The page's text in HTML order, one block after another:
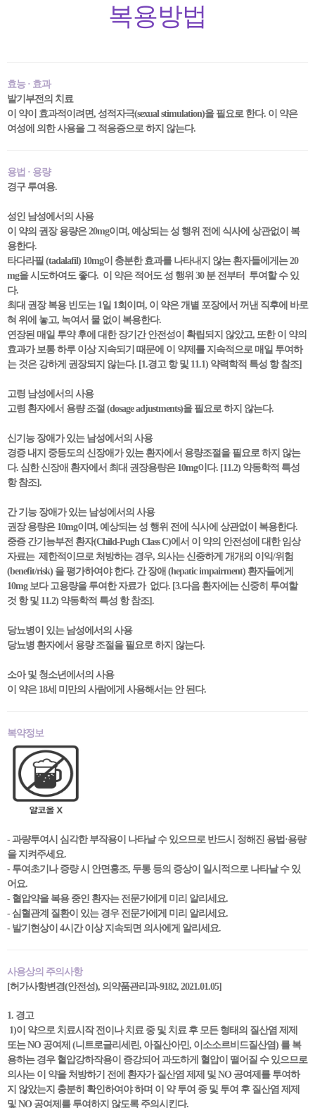
복용방법
효능 · 효과
발기부전의 치료
이 약이 효과적이려면, 성적자극(sexual stimulation)을 필요로 한다. 이 약은
여성에 의한 사용을 그 적응증으로 하지 않는다.
용법 · 용량
경구 투여용.
성인 남성에서의 사용
이 약의 권장 용량은 20mg이며, 예상되는 성 행위 전에 식사에 상관없이 복
용한다.
타다라필 (tadalafil) 10mg이 충분한 효과를 나타내지 않는 환자들에게는 20
mg을 시도하여도 좋다. 이 약은 적어도 성 행위 30 분 전부터 투여할 수 있
다.
최대 권장 복용 빈도는 1일 1회이며, 이 약은 개별 포장에서 꺼낸 직후에 바로
혀 위에 놓고, 녹여서 물 없이 복용한다.
연장된 매일 투약 후에 대한 장기간 안전성이 확립되지 않았고, 또한 이 약의
효과가 보통 하루 이상 지속되기 때문에 이 약제를 지속적으로 매일 투여하
는 것은 강하게 권장되지 않는다. [1.경고 항 및 11.1) 약력학적 특성 항 참조]
고령 남성에서의 사용
고령 환자에서 용량 조절 (dosage adjustments)을 필요로 하지 않는다.
신기능 장애가 있는 남성에서의 사용
경증 내지 중등도의 신장애가 있는 환자에서 용량조절을 필요로 하지 않는
다. 심한 신장애 환자에서 최대 권장용량은 10mg이다. [11.2) 약동학적 특성
항 참조].
간 기능 장애가 있는 남성에서의 사용
권장 용량은 10mg이며, 예상되는 성 행위 전에 식사에 상관없이 복용한다.
중증 간기능부전 환자(Child-Pugh Class C)에서 이 약의 안전성에 대한 임상
자료는 제한적이므로 처방하는 경우, 의사는 신중하게 개개의 이익/위험
(benefit/risk) 을 평가하여야 한다. 간 장애 (hepatic impairment) 환자들에게
10mg 보다 고용량을 투여한 자료가 없다. [3.다음 환자에는 신중히 투여할
것 항 및 11.2) 약동학적 특성 항 참조].
당뇨병이 있는 남성에서의 사용
당뇨병 환자에서 용량 조절을 필요로 하지 않는다.
소아 및 청소년에서의 사용
이 약은 18세 미만의 사람에게 사용해서는 안 된다.
복약정보
- 과량투여시 심각한 부작용이 나타날 수 있으므로 반드시 정해진 용법·용량
을 지켜주세요.
- 투여초기나 증량 시 안면홍조, 두통 등의 증상이 일시적으로 나타날 수 있
어요.
- 혈압약을 복용 중인 환자는 전문가에게 미리 알리세요.
- 심혈관계 질환이 있는 경우 전문가에게 미리 알리세요.
- 발기현상이 4시간 이상 지속되면 의사에게 알리세요.
사용상의 주의사항
[허가사항변경(안전성), 의약품관리과-9182, 2021.01.05]
1. 경고
1)이 약으로 치료시작 전이나 치료 중 및 치료 후 모든 형태의 질산염 제제
또는 NO 공여제 (니트로글리세린, 아질산아민, 이소소르비드질산염) 를 복
용하는 경우 혈압강하작용이 증강되어 과도하게 혈압이 떨어질 수 있으므로
의사는 이 약을 처방하기 전에 환자가 질산염 제제 및 NO 공여제를 투여하
지 않았는지 충분히 확인하여야 하며 이 약 투여 중 및 투여 후 질산염 제제
및 NO 공여제를 투여하지 않도록 주의시킨다.